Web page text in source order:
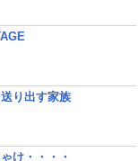
り出す家族
け・・・・